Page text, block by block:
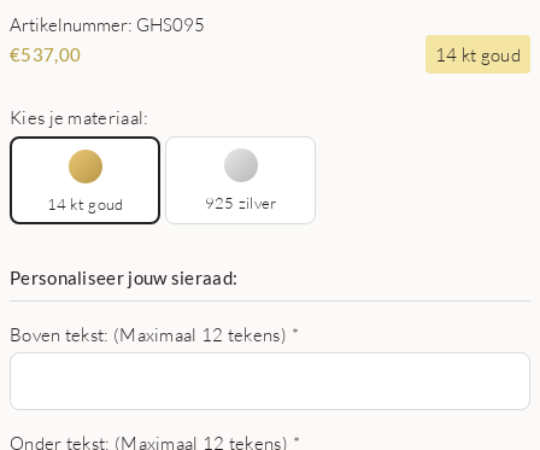
Artikelnummer: GHS095
€537,00 14 kt goud
Kies je materiaal:
14 kt goud 925 zilver
Personaliseer jouw sieraad:
Boven tekst: (Maximaal 12 tekens) *
Onder tekst: (Maximaal 12 tekens) *